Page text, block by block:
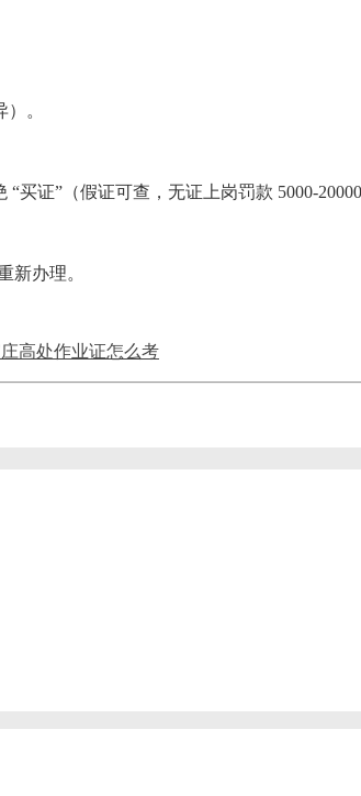
。
买证”（假证可查，无证上岗罚款 5000-
新办理。
高处作业证怎么考